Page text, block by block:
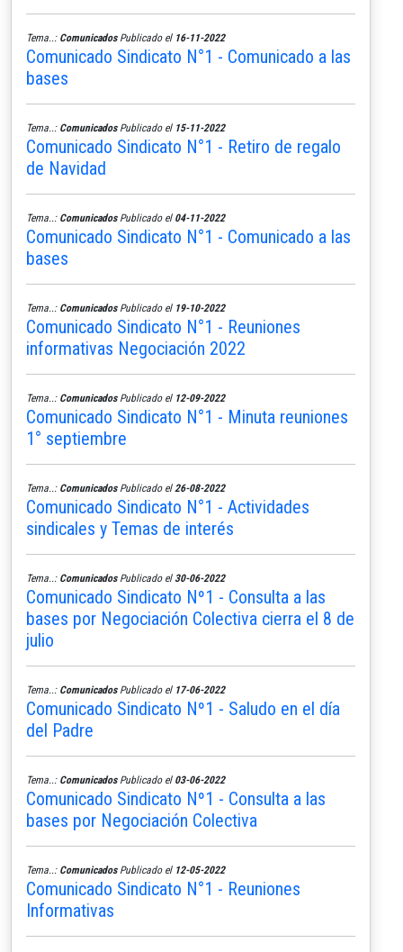
Tema..: ComunicadosPublicado el 16-11-2022
Comunicado Sindicato N°1 - Comunicado a las
bases
Tema..: ComunicadosPublicado el 15-11-2022
Comunicado Sindicato N°1 - Retiro de regalo
de Navidad
Tema..: ComunicadosPublicado el 04-11-2022
Comunicado Sindicato N°1 - Comunicado a las
bases
Tema..: ComunicadosPublicado el 19-10-2022
Comunicado Sindicato N°1 - Reuniones
informativas Negociación 2022
Tema..: ComunicadosPublicado el 12-09-2022
Comunicado Sindicato N°1 - Minuta reuniones
1° septiembre
Tema..: ComunicadosPublicado el 26-08-2022
Comunicado Sindicato N°1 - Actividades
sindicales y Temas de interés
Tema..: ComunicadosPublicado el 30-06-2022
Comunicado Sindicato Nº1 - Consulta a las
bases por Negociación Colectiva cierra el 8 de
julio
Tema..: ComunicadosPublicado el 17-06-2022
Comunicado Sindicato Nº1 - Saludo en el día
del Padre
Tema..: ComunicadosPublicado el 03-06-2022
Comunicado Sindicato Nº1 - Consulta a las
bases por Negociación Colectiva
Tema..: ComunicadosPublicado el 12-05-2022
Comunicado Sindicato N°1 - Reuniones
Informativas